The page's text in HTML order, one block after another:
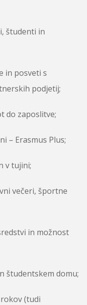
študenti in
in posveti s
podjetij;
do zaposlitve;
– Erasmus Plus;
v tujini;
večeri, športne
in možnost
študentskem domu;
(tudi